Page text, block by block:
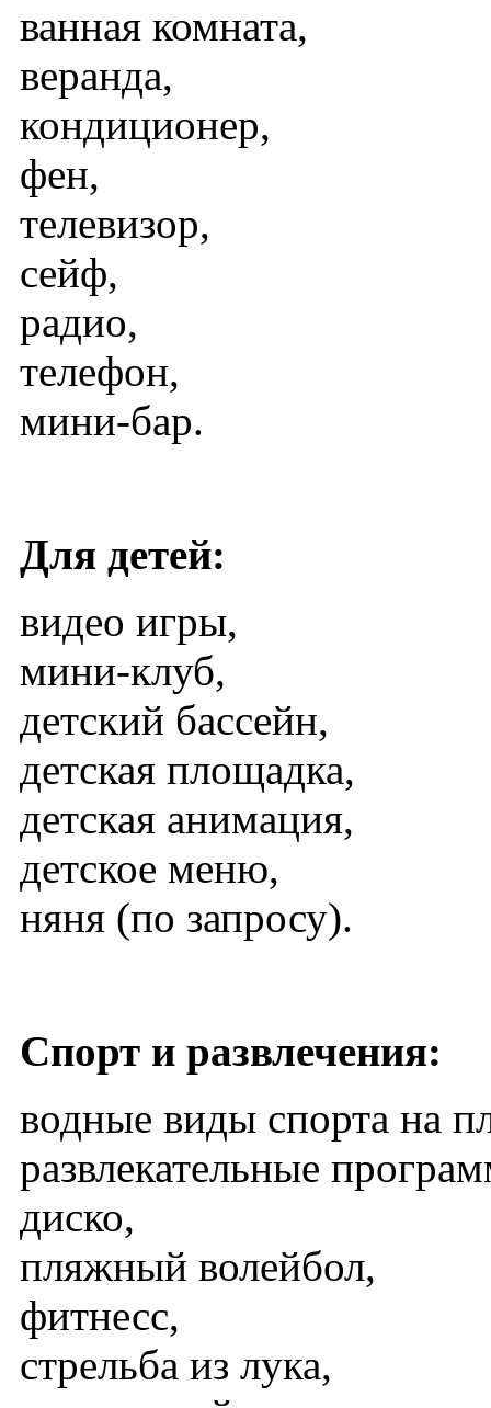
ванная комната,
веранда,
кондиционер,
фен,
телевизор,
сейф,
радио,
телефон,
мини-бар.
Для детей:
видео игры,
мини-клуб,
детский бассейн,
детская площадка,
детская анимация,
детское меню,
няня (по запросу).
Спорт и развлечения:
водные виды спорта на
развлекательные
диско,
пляжный волейбол,
фитнесс,
стрельба из лука,